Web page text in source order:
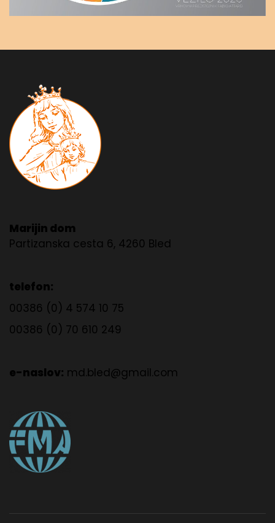
Marijin dom
Partizanska cesta 6, 4260 Bled
telefon:
00386 (0) 4 574 10 75
00386 (0) 70 610 249
e-naslov: md.bled@gmail.com